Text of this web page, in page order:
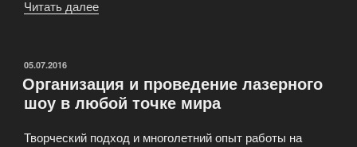
Читать далее
ОПУБЛИКОВАНО
05.07.2016
Организация и проведение лазерного
шоу в любой точке мира
Творческий подход и многолетний опыт работы на